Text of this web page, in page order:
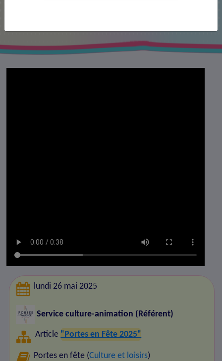
lundi 26 mai 2025
Service culture-animation (Référent)
Article "Portes en Fête 2025"
Portes en fête (Culture et loisirs)